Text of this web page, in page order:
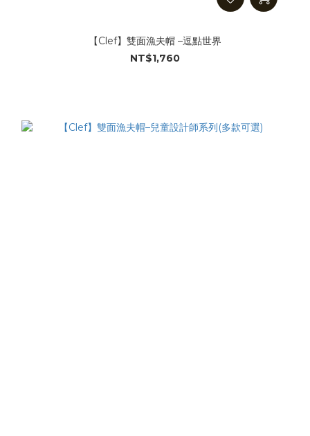
【Clef】雙面漁夫帽 –逗點世界
NT$1,760